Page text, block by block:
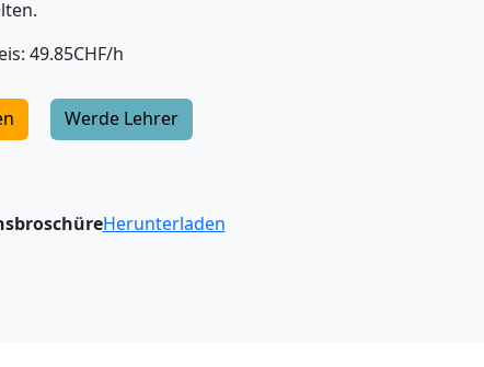
49.85CHF/h
Werde Lehrer
Herunterladen